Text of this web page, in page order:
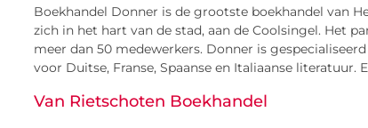
Boekhandel Donner is de grootste boekhandel van
zich in het hart van de stad, aan de Coolsingel. Het
meer dan 50 medewerkers. Donner is
voor Duitse, Franse, Spaanse en Italiaanse literatuur.
Van Rietschoten Boekhandel